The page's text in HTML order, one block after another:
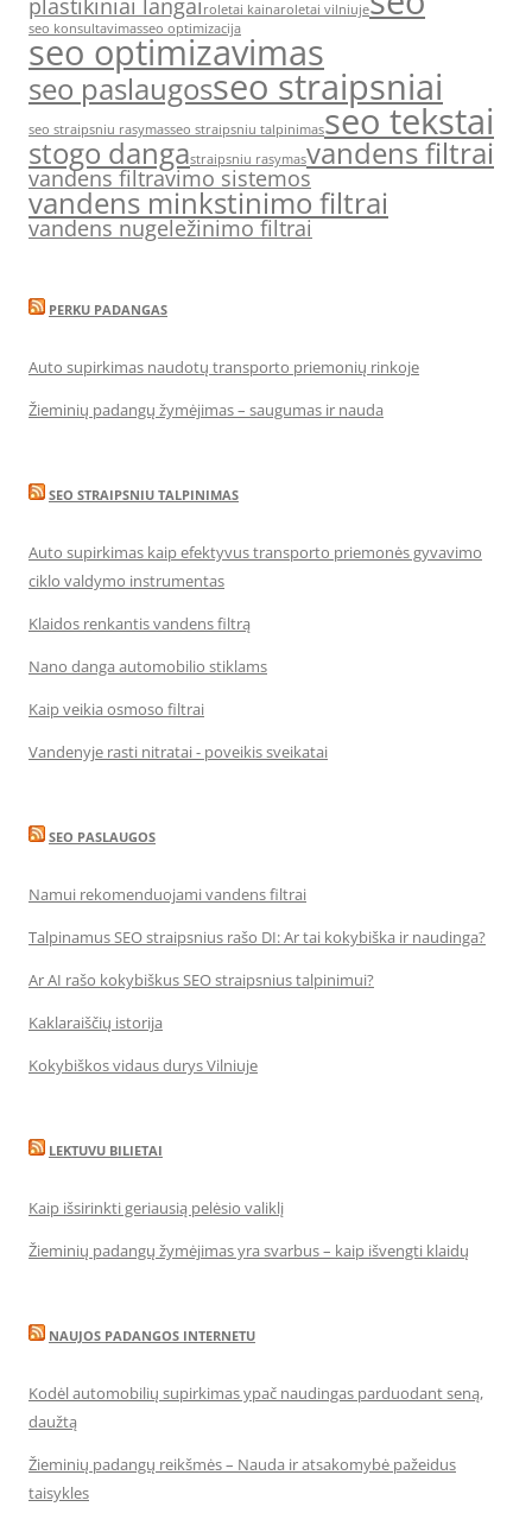
plastikiniai langai roletai kainaroletai vilniuje
seo konsultavimasseo optimizacija
seo optimizavimas
seo paslaugosseo straipsniai
seo straipsniu rasymasseo straipsniu talpinimasseo tekstai
stogo dangastraipsniu rasymasvandens filtrai
vandens filtravimo sistemos
vandens minkstinimo filtrai
vandens nugeležinimo filtrai
PERKU PADANGAS
Auto supirkimas naudotų transporto priemonių rinkoje
Žieminių padangų žymėjimas – saugumas ir nauda
SEO STRAIPSNIU TALPINIMAS
Auto supirkimas kaip efektyvus transporto priemonės gyvavimo
ciklo valdymo instrumentas
Klaidos renkantis vandens filtrą
Nano danga automobilio stiklams
Kaip veikia osmoso filtrai
Vandenyje rasti nitratai - poveikis sveikatai
SEO PASLAUGOS
Namui rekomenduojami vandens filtrai
Talpinamus SEO straipsnius rašo DI: Ar tai kokybiška ir naudinga?
Ar AI rašo kokybiškus SEO straipsnius talpinimui?
Kaklaraiščių istorija
Kokybiškos vidaus durys Vilniuje
LEKTUVU BILIETAI
Kaip išsirinkti geriausią pelėsio valiklį
Žieminių padangų žymėjimas yra svarbus – kaip išvengti klaidų
NAUJOS PADANGOS INTERNETU
Kodėl automobilių supirkimas ypač naudingas parduodant seną,
daužtą
Žieminių padangų reikšmės – Nauda ir atsakomybė pažeidus
taisykles